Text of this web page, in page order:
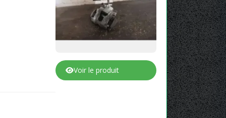
Voir le produit